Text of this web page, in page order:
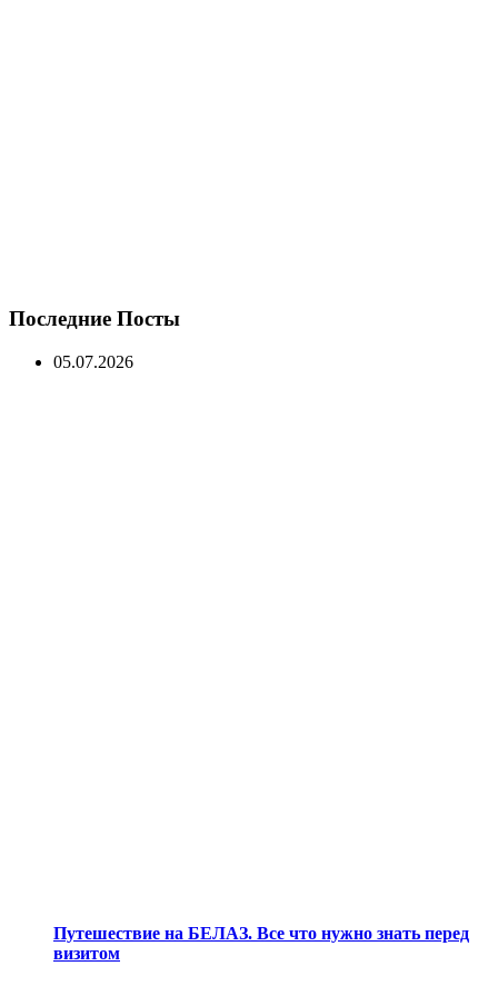
Последние Посты
05.07.2026
Путешествие на БЕЛАЗ. Все что нужно знать перед
визитом